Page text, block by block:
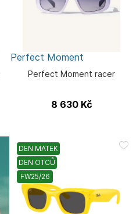
Perfect Moment
Perfect Moment racer
8 630 Kč
DEN MATEK
DEN OTCŮ
FW25/26